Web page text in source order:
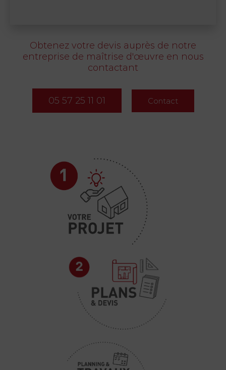
Obtenez votre devis auprès de notre
entreprise de maîtrise d'œuvre en nous
contactant
05 57 25 11 01 Contact